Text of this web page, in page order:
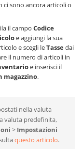
ci sono ancora articoli o
il campo Codice
e aggiungi la sua
e scegli leTassedai
il numero di articoli in
e inserisci il
magazzino.
nella valuta
valuta predefinita,
> Impostazioni
questo articolo.